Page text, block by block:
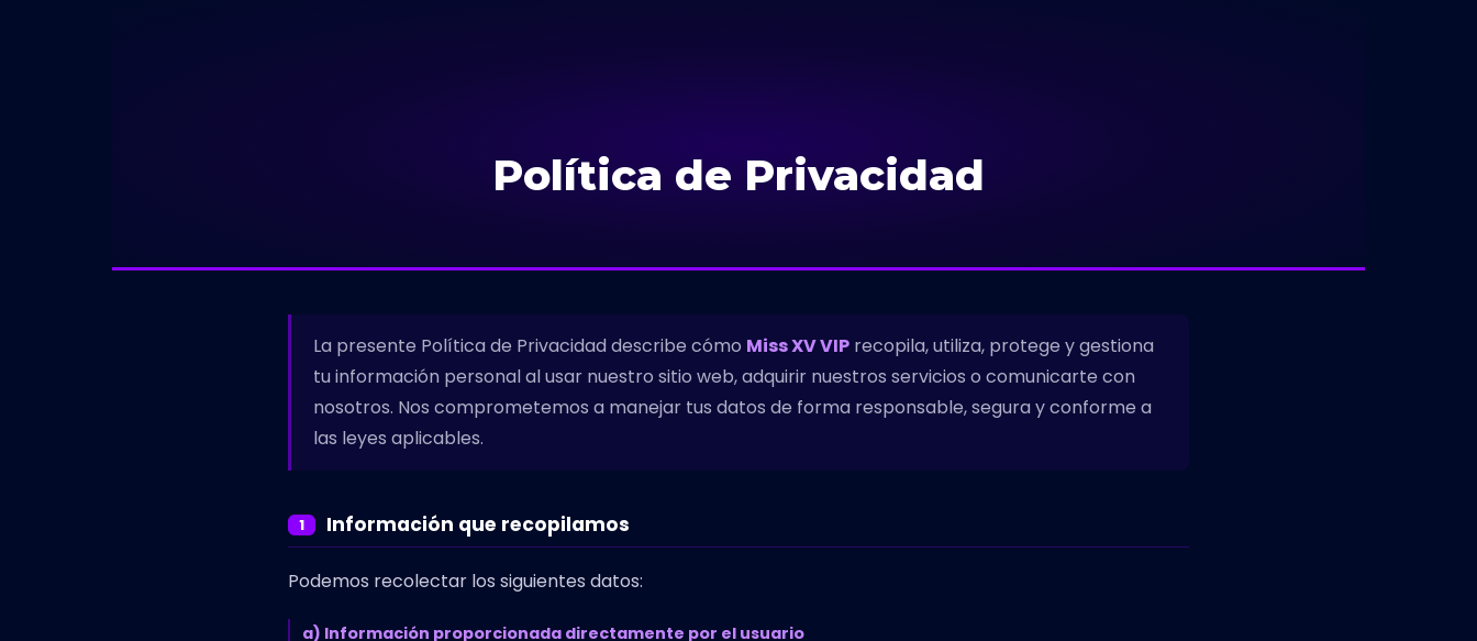
Política de Privacidad
La presente Política de Privacidad describe cómo Miss XV VIP recopila, utiliza, protege y gestiona
tu información personal al usar nuestro sitio web, adquirir nuestros servicios o comunicarte con
nosotros. Nos comprometemos a manejar tus datos de forma responsable, segura y conforme a
las leyes aplicables.
1 Información que recopilamos
Podemos recolectar los siguientes datos:
a) Información proporcionada directamente por el usuario